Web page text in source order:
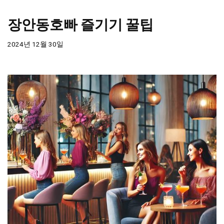
장안동호빠 즐기기 꿀팁
2024년 12월 30일